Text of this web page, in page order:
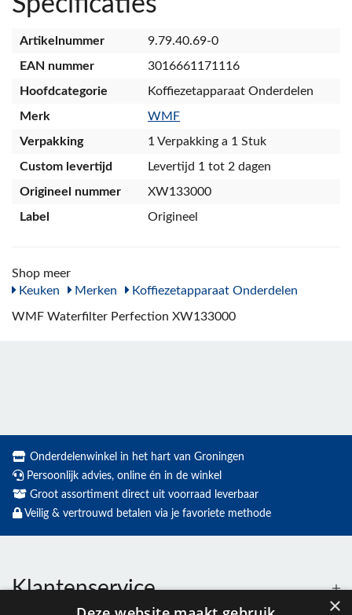
Artikelnummer
9.79.40.69-0
EAN nummer
3016661171116
Hoofdcategorie
Koffiezetapparaat Onderdelen
Merk
WMF
Verpakking
1 Verpakking a 1 Stuk
Custom levertijd
Levertijd 1 tot 2 dagen
Origineel nummer
XW133000
Label
Origineel
Shop meer
Keuken
Merken Koffiezetapparaat Onderdelen
WMF Waterfilter Perfection XW133000
Onderdelenwinkel in het hart van Groningen
Persoonlijk advies, online én in de winkel
Groot assortiment direct uit voorraad leverbaar
Veilig & vertrouwd betalen via je favoriete methode
Klantenservice
×